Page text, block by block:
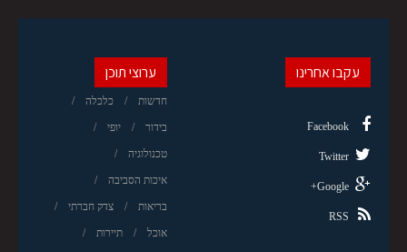
ערוצי תוכן
חדשות כלכלה
בידור יופי
טכנולוגיה
איכות הסביבה
בריאות צדק חברתי
אוכל תיירות
עקבו אחרינו
Facebook
Twitter
Google+
RSS